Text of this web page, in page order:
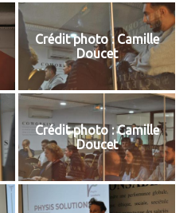
Crédit photo : Camille
Doucet
Crédit photo : Camille
Doucet